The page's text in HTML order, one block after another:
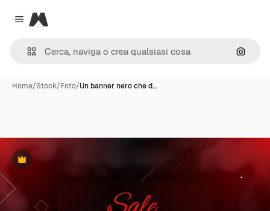
Close menu
Magnific
Cerca
Home/Stock/Foto/Un banner nero che d…
Premium